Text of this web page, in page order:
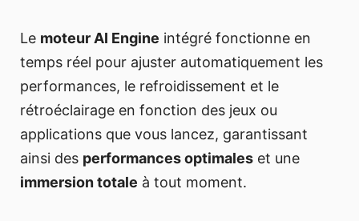
Le moteur AI Engine intégré fonctionne en
temps réel pour ajuster automatiquement les
performances, le refroidissement et le
rétroéclairage en fonction des jeux ou
applications que vous lancez, garantissant
ainsi des performances optimales et une
immersion totale à tout moment.